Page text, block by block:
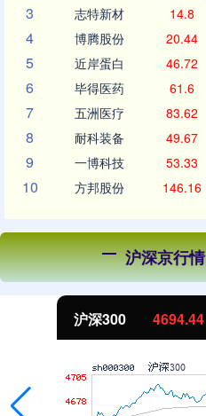
3 志特新材 14.8
4 博腾股份 20.44
5 近岸蛋白 46.72
6 毕得医药 61.6
7 五洲医疗 83.62
8 耐科装备 49.67
9 一博科技 53.33
10 方邦股份 146.16
沪深京行
北证50